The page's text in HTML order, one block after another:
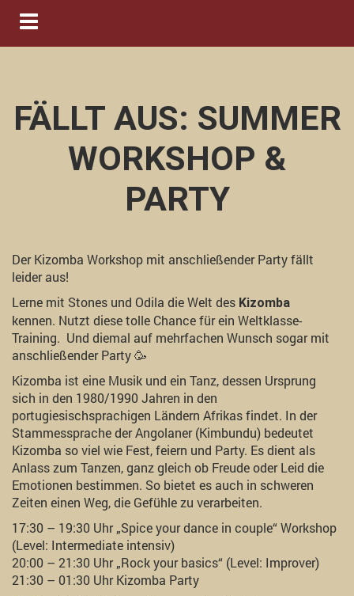
Navigation ein-/ausblenden
FÄLLT AUS: SUMMER
WORKSHOP &
PARTY
Der Kizomba Workshop mit anschließender Party fällt
leider aus!
Lerne mit Stones und Odila die Welt des Kizomba
kennen. Nutzt diese tolle Chance für ein Weltklasse-
Training. Und diemal auf mehrfachen Wunsch sogar mit
anschließender Party 🥳
Kizomba ist eine Musik und ein Tanz, dessen Ursprung
sich in den 1980/1990 Jahren in den
portugiesischsprachigen Ländern Afrikas findet. In der
Stammessprache der Angolaner (Kimbundu) bedeutet
Kizomba so viel wie Fest, feiern und Party. Es dient als
Anlass zum Tanzen, ganz gleich ob Freude oder Leid die
Emotionen bestimmen. So bietet es auch in schweren
Zeiten einen Weg, die Gefühle zu verarbeiten.
17:30 – 19:30 Uhr „Spice your dance in couple“ Workshop
(Level: Intermediate intensiv)
20:00 – 21:30 Uhr „Rock your basics“ (Level: Improver)
21:30 – 01:30 Uhr Kizomba Party